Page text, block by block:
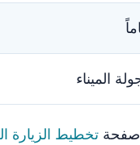
الميناء
صفحة تخطيط الزيارة